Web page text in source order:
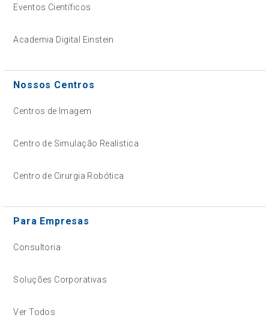
Eventos Científicos
Academia Digital Einstein
Nossos Centros
Centros de Imagem
Centro de Simulação Realística
Centro de Cirurgia Robótica
Para Empresas
Consultoria
Soluções Corporativas
Ver Todos